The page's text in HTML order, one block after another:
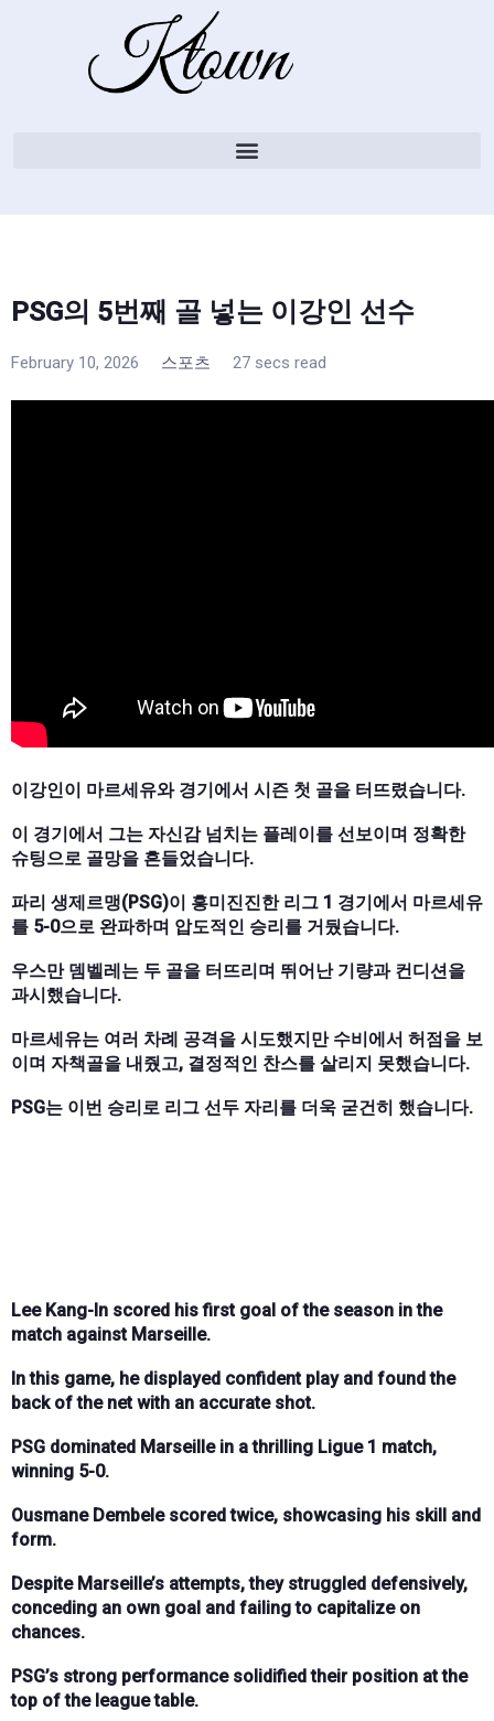
PSG의 5번째 골 넣는 이강인 선수
February 10, 2026 스포츠 27 secs read
이강인이 마르세유와 경기에서 시즌 첫 골을 터뜨렸습니다.
이 경기에서 그는 자신감 넘치는 플레이를 선보이며 정확한
슈팅으로 골망을 흔들었습니다.
파리 생제르맹(PSG)이 흥미진진한 리그 1 경기에서 마르세유
를 5-0으로 완파하며 압도적인 승리를 거뒀습니다.
우스만 뎀벨레는 두 골을 터뜨리며 뛰어난 기량과 컨디션을
과시했습니다.
마르세유는 여러 차례 공격을 시도했지만 수비에서 허점을 보
이며 자책골을 내줬고, 결정적인 찬스를 살리지 못했습니다.
PSG는 이번 승리로 리그 선두 자리를 더욱 굳건히 했습니다.
Lee Kang-In scored his first goal of the season in the
match against Marseille.
In this game, he displayed confident play and found the
back of the net with an accurate shot.
PSG dominated Marseille in a thrilling Ligue 1 match,
winning 5-0.
Ousmane Dembele scored twice, showcasing his skill and
form.
Despite Marseille’s attempts, they struggled defensively,
conceding an own goal and failing to capitalize on
chances.
PSG’s strong performance solidified their position at the
top of the league table.